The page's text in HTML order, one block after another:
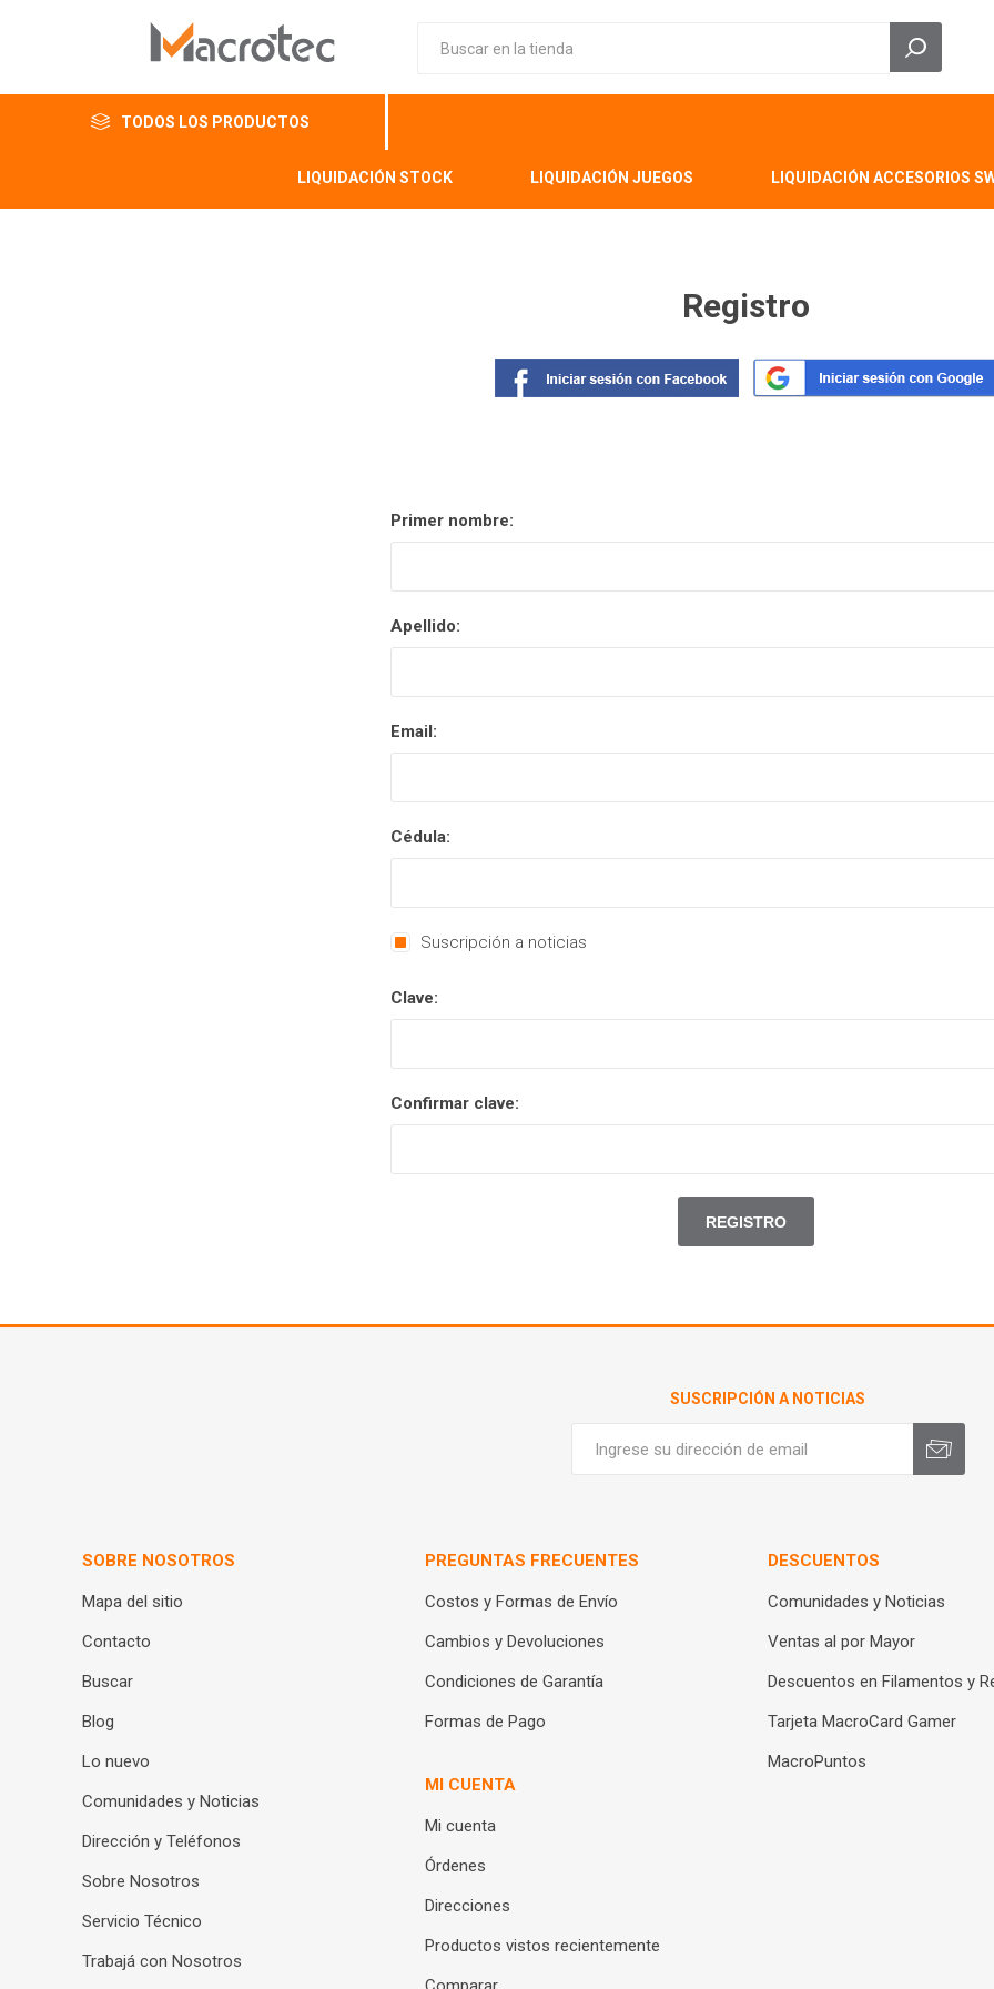
TODOS LOS PRODUCTOS
LIQUIDACIÓN STOCK LIQUIDACIÓN JUEGOS LIQUIDACIÓN ACCESORIOS
Registro
Primer nombre:
Apellido:
Email:
Cédula:
Suscripción a noticias
Clave:
Confirmar clave:
SUSCRIPCIÓN A NOTICIAS
SOBRE NOSOTROS
Mapa del sitio
Contacto
Buscar
Blog
Lo nuevo
Comunidades y Noticias
Dirección y Teléfonos
Sobre Nosotros
Servicio Técnico
Trabajá con Nosotros
PREGUNTAS FRECUENTES
Costos y Formas de Envío
Cambios y Devoluciones
Condiciones de Garantía
Formas de Pago
MI CUENTA
Mi cuenta
Órdenes
Direcciones
Productos vistos recientemente
DESCUENTOS
Comunidades y Noticias
Ventas al por Mayor
Descuentos en Filamentos y
Tarjeta MacroCard Gamer
MacroPuntos